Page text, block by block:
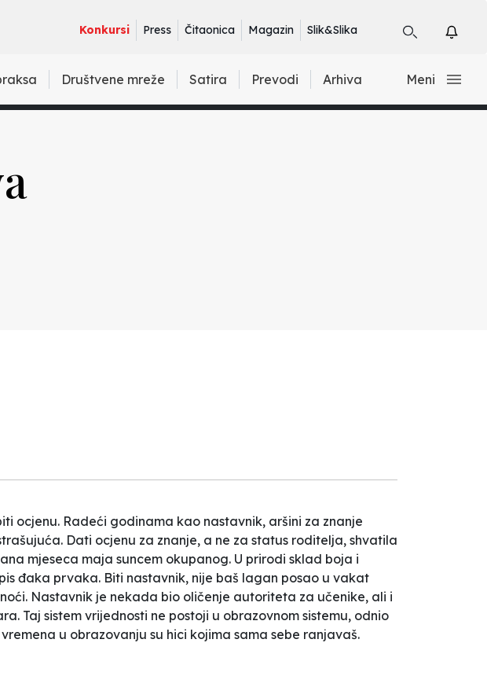
Konkursi Press Čitaonica Magazin Slik&Slika
Društvene mreže Satira Prevodi Arhiva Meni
ocjenu. Radeći godinama kao nastavnik, aršini za znanje
Dati ocjenu za znanje, a ne za status roditelja, shvatila
mjeseca maja suncem okupanog. U prirodi sklad boja i
đaka prvaka. Biti nastavnik, nije baš lagan posao u vakat
Nastavnik je nekada bio oličenje autoriteta za učenike, ali i
Taj sistem vrijednosti ne postoji u obrazovnom sistemu, odnio
u obrazovanju su hici kojima sama sebe ranjavaš.